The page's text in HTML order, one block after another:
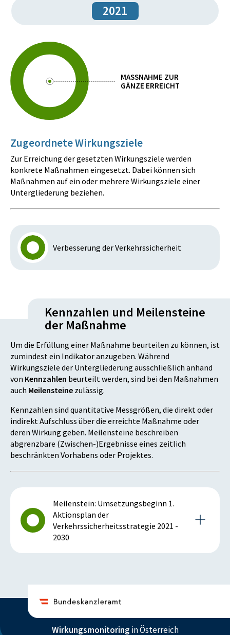
2021
MASSNAHME ZUR
GÄNZE ERREICHT
Zugeordnete Wirkungsziele
Zur Erreichung der gesetzten Wirkungsziele werden
konkrete Maßnahmen eingesetzt. Dabei können sich
Maßnahmen auf ein oder mehrere Wirkungsziele einer
Untergliederung beziehen.
Verbesserung der Verkehrssicherheit
Kennzahlen und Meilensteine
der Maßnahme
Um die Erfüllung einer Maßnahme beurteilen zu können, ist
zumindest ein Indikator anzugeben. Während
Wirkungsziele der Untergliederung ausschließlich anhand
von Kennzahlen beurteilt werden, sind bei den Maßnahmen
auch Meilensteine zulässig.
Kennzahlen sind quantitative Messgrößen, die direkt oder
indirekt Aufschluss über die erreichte Maßnahme oder
deren Wirkung geben. Meilensteine beschreiben
abgrenzbare (Zwischen-)Ergebnisse eines zeitlich
beschränkten Vorhabens oder Projektes.
Meilenstein: Umsetzungsbeginn 1.
Aktionsplan der
Verkehrssicherheitsstrategie 2021 -
2030
2021
Wirkungsmonitoring in Österreich